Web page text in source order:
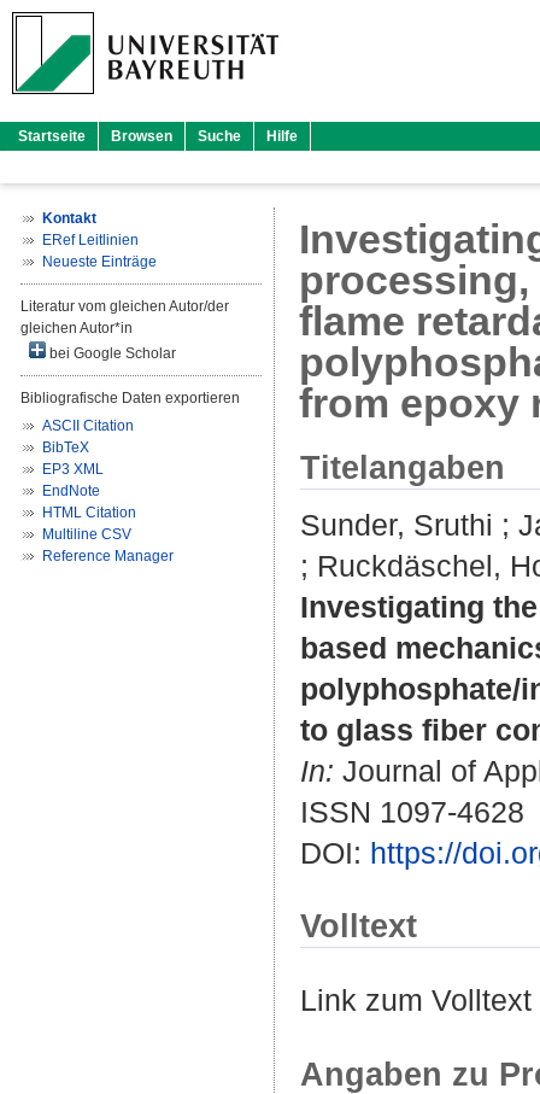
Startseite Browsen Suche Hilfe
Kontakt
ERef Leitlinien
Neueste Einträge
Literatur vom gleichen Autor/der
gleichen Autor*in
bei Google Scholar
Bibliografische Daten exportieren
ASCII Citation
BibTeX
EP3 XML
EndNote
HTML Citation
Multiline CSV
Reference Manager
processing,
flame
from epoxy
Titelangaben
Sunder, Sruthi ;
; Ruckdäschel,
Investigating
based
polyphosphate/
to glass fiber
In: Journal of
ISSN 1097-4628
DOI: https://
Volltext
Link zum
Angaben zu